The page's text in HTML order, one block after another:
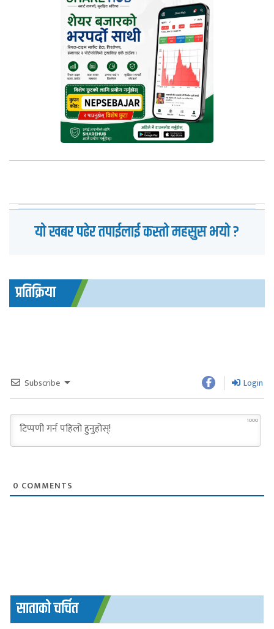
यो खबर पढेर तपाईलाई कस्तो महसुस भयो ?
प्रतिक्रिया
Subscribe Login
1000
0 COMMENTS
साताको चर्चित